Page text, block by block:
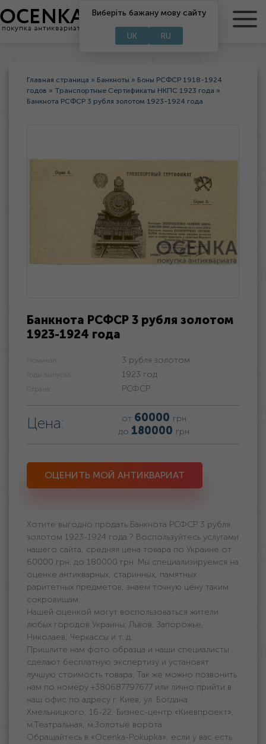
RU
Виберіть бажану мову сайту
UK RU
Главная страница » Банкноты » Боны РСФСР 1918-1924
годов » Транспортные Сертификаты НКПС 1923 года »
Банкнота РСФСР 3 рубля золотом 1923-1924 года
Банкнота РСФСР 3 рубля золотом
1923-1924 года
Номинал: 3 рубля золотом
Годы выпуска: 1923 год
Страна: РСФСР
Цена: от 60000 грн
до 180000 грн
ОЦЕНИТЬ МОЙ АНТИКВАРИАТ
Хотите выгодно продать Банкнота РСФСР 3 рубля
золотом 1923-1924 года ? Воспользуйтесь услугами
нашего сайта, средняя цена товара по Украине oт
60000 грн. дo 180000 грн. Мы специализируемся на
оценке антикварных, старинных, памятных
раритетных предметов, знаем точную цену таким
сокровищам.
Нашей оценкой могут воспользоваться жители
любых городов Украины: Львов, Запорожье,
Николаев, Черкассы и т. д.
Пришлите нам фото образца и наши специалисты
сделают бесплатную экспертизу и установят
лучшую стоимость товара. Так же можно позвонить
нам по номеру +380687797677 или лично прийти в
наш офис по адресу г. Киев, ул. Богдана
Хмельницкого, 16-22, Бизнес-центр «Киевпроект»,
м.Театральная, м.Золотые ворота
Обращайтесь в «Ocenka-Pokupka», если у вас есть